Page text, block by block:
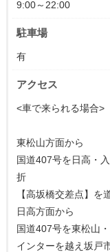
9:00～22:00
駐車場
有
アクセス
<車で来られる場合>
東松山方面から
国道407号を日高・
折
【高坂橋交差点】を
日高方面から
国道407号を東松山
インターを越え坂戸